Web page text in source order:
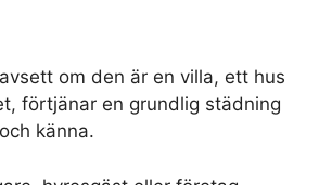
om den är en villa, ett hus
förtjänar en grundlig städning
känna.